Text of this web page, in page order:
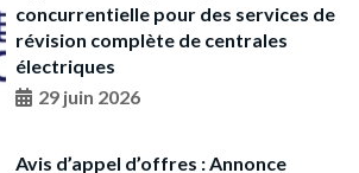
concurrentielle pour des services de
révision complète de centrales
électriques
29 juin 2026
Avis d’appel d’offres : Annonce